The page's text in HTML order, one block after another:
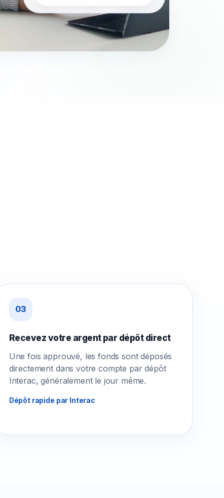
03
Recevez votre argent par dépôt direct
Une fois approuvé, les fonds sont déposés
directement dans votre compte par dépôt
Interac, généralement le jour même.
Dépôt rapide par Interac